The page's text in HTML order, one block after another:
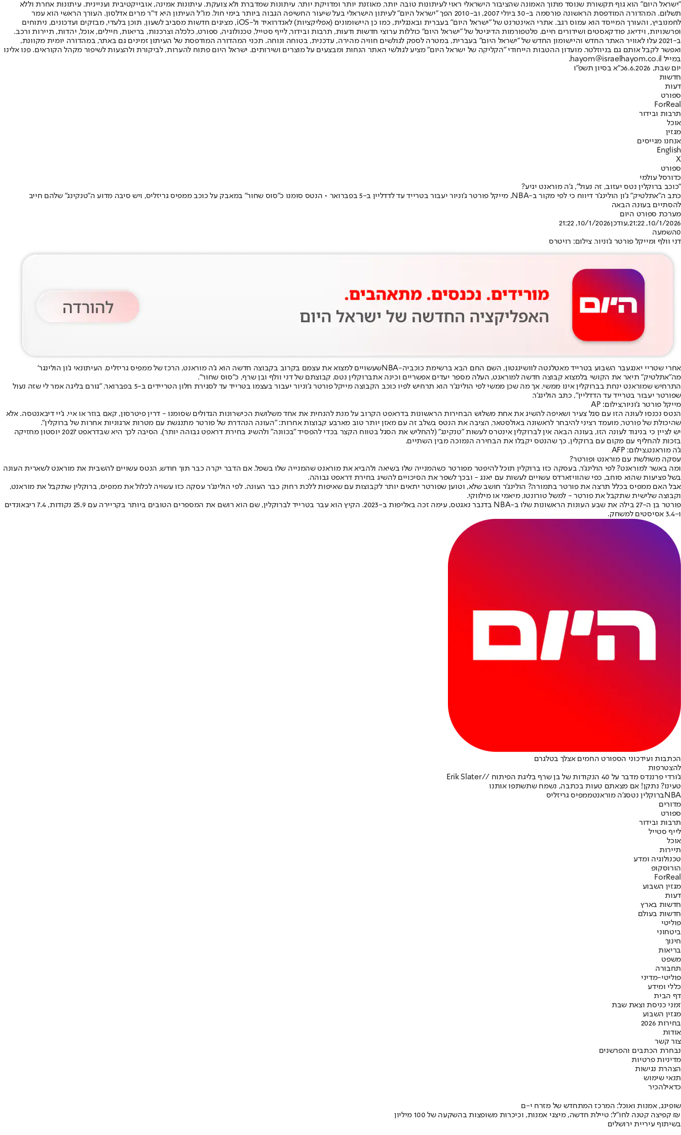
"ישראל היום" הוא גוף תקשורת שנוסד מתוך האמונה שהציבור הישראלי ראוי לעיתונות טובה יותר, מאוזנת יותר ומדויקת יותר. עיתונות שמדברת ולא צועקת. עיתונות אמינה, אובייקטיבית ועניינית. עיתונות אחרת וללא
תשלום. המהדורה המודפסת הראשונה פורסמה ב-30 ביולי 2007, וב-2010 הפך "ישראל היום" לעיתון הישראלי בעל שיעור החשיפה הגבוה ביותר בימי חול. מו"ל העיתון היא ד"ר מרים אדלסון. העורך הראשי הוא עמר
לחמנוביץ, והעורך המייסד הוא עמוס רגב. אתרי האינטרנט של "ישראל היום" בעברית ובאנגלית, כמו כן היישומונים (אפליקציות) לאנדרואיד ול-iOS, מציגים חדשות מסביב לשעון, תוכן בלעדי, מבזקים ועדכונים, ניתוחים
ופרשנויות, וידיאו, פודקאסטים ושידורים חיים. פלטפורמות הדיגיטל של "ישראל היום" כוללות ערוצי חדשות ודעות, תרבות ובידור, לייף סטייל, טכנולוגיה, ספורט, כלכלה וצרכנות, בריאות, חיילים, אוכל, יהדות, תיירות ורכב.
ב-2021 עלו לאוויר האתר החדש והיישומון החדש של "ישראל היום" בעברית, במטרה לספק לגולשים חוויה מהירה, עדכנית, בטוחה ונוחה. תכני המהדורה המודפסת של העיתון זמינים גם באתר, במהדורה יומית מקוונת,
ואפשר לקבל אותם גם בניוזלטר. מועדון ההטבות הייחודי "הקליקה של ישראל היום" מציע לגולשי האתר הנחות ומבצעים על מוצרים ושירותים. ישראל היום פתוח להערות, לביקורת ולהצעות לשיפור מקהל הקוראים. פנו אלינו
במייל hayom@israelhayom.co.il.
יום שבת, 6.6.2026
כ"א בסיון תשפ"ו
חדשות
דעות
ספורט
ForReal
תרבות ובידור
אוכל
מגזין
אנחנו מגייסים
English
X
ספורט
כדורסל עולמי
"כוכב ברוקלין נטס יעזוב, זה נעול", ג'ה מוראנט יגיע?
כתב ה"אתלטיק" ג'ון הולינג'ר דיווח כי לפי מקור ב-NBA, מייקל פורטר ג'וניור יעבור בטרייד עד לדדליין ב-5 בפברואר • הנטס סומנו כ"סוס שחור" במאבק על כוכב ממפיס גריזליס, ויש סיבה מדוע ה"טנקינג" שלהם חייב
להסתיים בעונה הבאה
מערכת ספורט היום
10/1/2026, 21:22
,עודכן10/1/2026, 21:22
0השמעה
דני וולף ומייקל פורטר ג'וניור. צילום: רויטרס
אחרי שטריי יאנגעבר השבוע בטרייד מאטלנטה לוושינגטון, השם החם הבא ברשימת כוכביה-NBA שעשויים למצוא את עצמם בקרוב בקבוצה חדשה הוא ג'ה מוראנט, הרכז של ממפיס גריזליס. העיתונאי ג'ון הולינגר'
מה"אתלטיק" תיאר את הקושי בלמצוא קבוצה חדשה למוראנט, העלה מספר יעדים אפשריים וכינה אתברוקלין נטס, קבוצתם של דני וולף ובן שרף, כ"סוס שחור".
התרחיש שמוראנט ינחת בברוקלין אינו ממשי. אך מה שכן ממשי לפי הולינג'ר הוא תרחיש לפיו כוכב הקבוצה מייקל פורטר ג'וניור יעבור בעצמו בטרייד עד לסגירת חלון הטריידים ב-5 בפברואר. "גורם בליגה אמר לי שזה נעול
שפורטר יעבור בטרייד עד הדדליין", כתב הולינג'ר.
מייקל פורטר ג'וניור,צילום: AP
הנטס נכנסו לעונה הזו עם סגל צעיר ושאיפה להשיג את אחת משלוש הבחירות הראשונות בדראפט הקרוב על מנת להנחית את אחד משלושת הכישרונות הגדולים שסומנו - דרין פיטרסון, קאם בוזר או איי. ג'יי דיבאנטסה. אלא
שהיכולת של פורטר, מועמד רציני להיבחר לראשונה באולסטאר, הציבה את הנטס בשלב זה עם מאזן יותר טוב מארבע קבוצות אחרות: "העונה הנהדרת של פורטר מתנגשת עם מטרות ארגוניות אחרות של ברוקלין".
יש לציין כי בניגוד לעונה הזו, בעונה הבאה אין לברוקלין אינטרס לעשות "טנקינג" (להחליש את הסגל בטווח הקצר בכדי להפסיד "בכוונה" ולהשיג בחירת דראפט גבוהה יותר). הסיבה לכך היא שבדראפט 2027 יוסטון מחזיקה
בזכות להחליף עם מקום עם ברוקלין, כך שהנטס יקבלו את הבחירה הנמוכה מבין השתיים.
ג'ה מוראנט,צילום: AFP
עסקה משולשת עם מוראנט ופורטר?
ומה באשר למוראנט? לפי הולינג'ר, בעסקה כזו ברוקלין תוכל להיפטר מפורטר כשהמנייה שלו בשיאה ולהביא את מוראנט שהמנייה שלו בשפל. אם הדבר יקרה כבר תוך חודש, הנטס עשויים להשבית את מוראנט לשארית העונה
בשל פציעות שהוא סוחב, כפי שהוויזארדס עשויים לעשות עם יאנג - ובכך לשפר את הסיכויים להשיג בחירת דראפט גבוהה.
אבל האם ממפיס בכלל תרצה את פורטר בתמורה? הולינג'ר חושב שלא, וטוען שפורטר יתאים יותר לקבוצות עם שאיפות ללכת רחוק כבר העונה. לפי הולינג'ר עסקה כזו עשויה לכלול את ממפיס, ברוקלין שתקבל את מוראנט,
וקבוצה שלישית שתקבל את פורטר - למשל טורונטו, מיאמי או מילווקי.
פורטר בן ה-27 בילה את שבע העונות הראשונות שלו ב-NBA בדנבר נאגטס, עימה זכה באליפות ב-2023. הקיץ הוא עבר בטרייד לברוקלין, שם הוא רושם את המספרים הטובים ביותר בקריירה עם 25.9 נקודות, 7.4 ריבאונדים
ו-3.4 אסיסטים למשחק.
הכתבות ועידכוני הספורט החמים אצלך בטלגרם
להצטרפות
ג'ורדי פרננדס מדבר על 40 הנקודות של בן שרף בליגת הפיתוח //Erik Slater
טעינו? נתקן! אם מצאתם טעות בכתבה, נשמח שתשתפו אותנו
NBAברוקלין נטסג'ה מוראנטממפיס גריזליס
מדורים
ספורט
תרבות ובידור
לייף סטייל
אוכל
תיירות
טכנולוגיה ומדע
הורוסקופ
ForReal
מגזין השבוע
דעות
חדשות בארץ
חדשות בעולם
פוליטי
ביטחוני
חינוך
בריאות
משפט
תחבורה
פוליטי-מדיני
כללי ומידע
דף הבית
זמני כניסת וצאת שבת
מגזין השבוע
בחירות 2026
אודות
צור קשר
נבחרת הכתבים והפרשנים
מדיניות פרטיות
הצהרת נגישות
תנאי שימוש
כדאילהכיר
שופינג, אמנות ואוכל: המרכז המתחדש של מזרח י-ם
קפיצה קטנה לחו"ל: טיילת חדשה, מיצגי אמנות, וכיכרות משופצות בהשקעה של 100 מיליון ₪
בשיתוף עיריית ירושלים